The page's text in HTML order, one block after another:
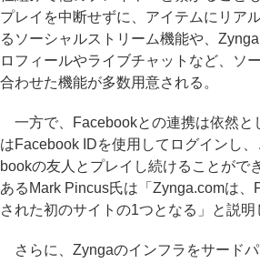
プレイを中断せずに、アイテムにリア
るソーシャルストリーム機能や、
ロフィールやライブチャットなど、ソ
合わせた機能が多数用意される。
一方で、Facebookとの連携は依然と
はFacebook IDを使用してログインし
bookの友人とプレイし続けることがで
あるMark Pincus氏は「Zynga.comは、
された初のサイトの1つとなる」と説明
さらに、Zyngaのインフラをサードパ